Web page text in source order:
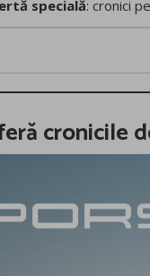
specială: cronici
cronicile